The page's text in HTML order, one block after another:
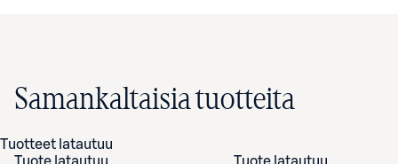
Samankaltaisia tuotteita
Tuotteet latautuu